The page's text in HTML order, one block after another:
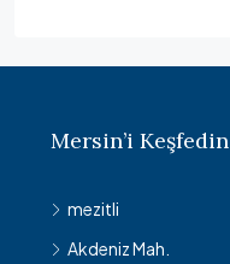
Mersin’i Keşfedin
mezitli
Akdeniz Mah.